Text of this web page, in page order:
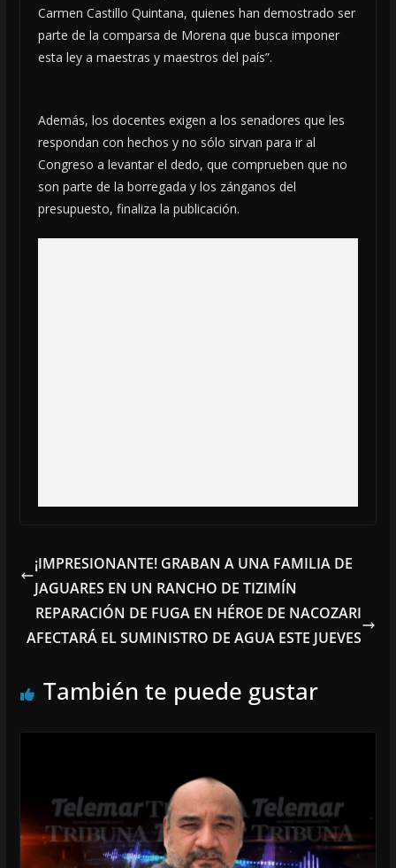
Carmen Castillo Quintana, quienes han demostrado ser
parte de la comparsa de Morena que busca imponer
esta ley a maestras y maestros del país”.
Además, los docentes exigen a los senadores que les
respondan con hechos y no sólo sirvan para ir al
Congreso a levantar el dedo, que comprueben que no
son parte de la borregada y los zánganos del
presupuesto, finaliza la publicación.
¡IMPRESIONANTE! GRABAN A UNA FAMILIA DE
JAGUARES EN UN RANCHO DE TIZIMÍN
REPARACIÓN DE FUGA EN HÉROE DE NACOZARI
AFECTARÁ EL SUMINISTRO DE AGUA ESTE JUEVES
También te puede gustar